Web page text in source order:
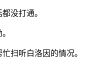
没打通。
扫听白洛因的情况。